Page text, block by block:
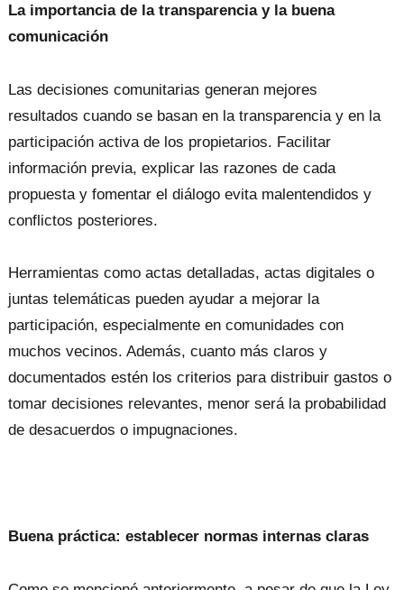
La importancia de la transparencia y la buena
comunicación
Las decisiones comunitarias generan mejores
resultados cuando se basan en la transparencia y en la
participación activa de los propietarios. Facilitar
información previa, explicar las razones de cada
propuesta y fomentar el diálogo evita malentendidos y
conflictos posteriores.
Herramientas como actas detalladas, actas digitales o
juntas telemáticas pueden ayudar a mejorar la
participación, especialmente en comunidades con
muchos vecinos. Además, cuanto más claros y
documentados estén los criterios para distribuir gastos o
tomar decisiones relevantes, menor será la probabilidad
de desacuerdos o impugnaciones.
Buena práctica: establecer normas internas claras